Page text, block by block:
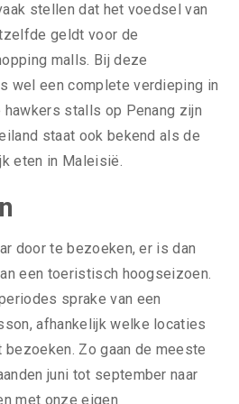
stellen dat het voedsel van
geldt voor de
malls. Bij deze
wel een complete verdieping in
hawkers stalls op Penang zijn
staat ook bekend als de
eten in Maleisië.
door te bezoeken, er is dan
een toeristisch hoogseizoen.
sprake van een
afhankelijk welke locaties
Zo gaan de meeste
juni tot september naar
met onze eigen